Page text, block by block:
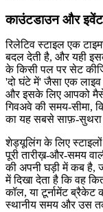
काउंटडाउन और
रिलेटिव स्टाइल एक
बदल देती है, और यही
के किसी पल पर सेट
'दो घंटे में' जैसा एक लाइव
और इसके लिए आपको
गिवअवे की समय-सीमा,
का यह सबसे साफ़-सुथरा
शेड्यूलिंग के लिए
पूरी तारीख़-और-समय
की अपनी घड़ी में कब है,
में दिखा देता है कि वह
कॉल, या टूर्नामेंट ब्रैकेट
स्थानीय समय और उस